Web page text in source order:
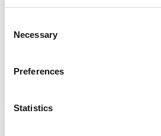
Selection
Necessary
Preferences
Statistics